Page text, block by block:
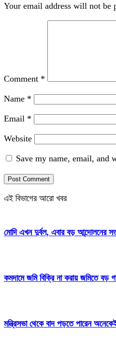
Your email address will not be
Comment *
Name *
Email *
Website
Save my name, email, and
এই বিভাগের আরো খবর
মোদি এখন দুর্বল, এবার বড় আন্দোলনের
কমদামে জমি বিক্রি না করায় জমিতে বড়
মন্ত্রিসভা থেকে বাদ পড়তে পারেন